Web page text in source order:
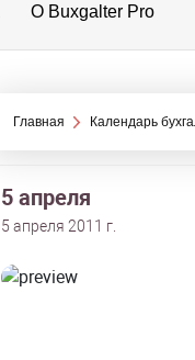
О Buxgalter Pro
Главная Календарь
5 апреля
5 апреля 2011 г.